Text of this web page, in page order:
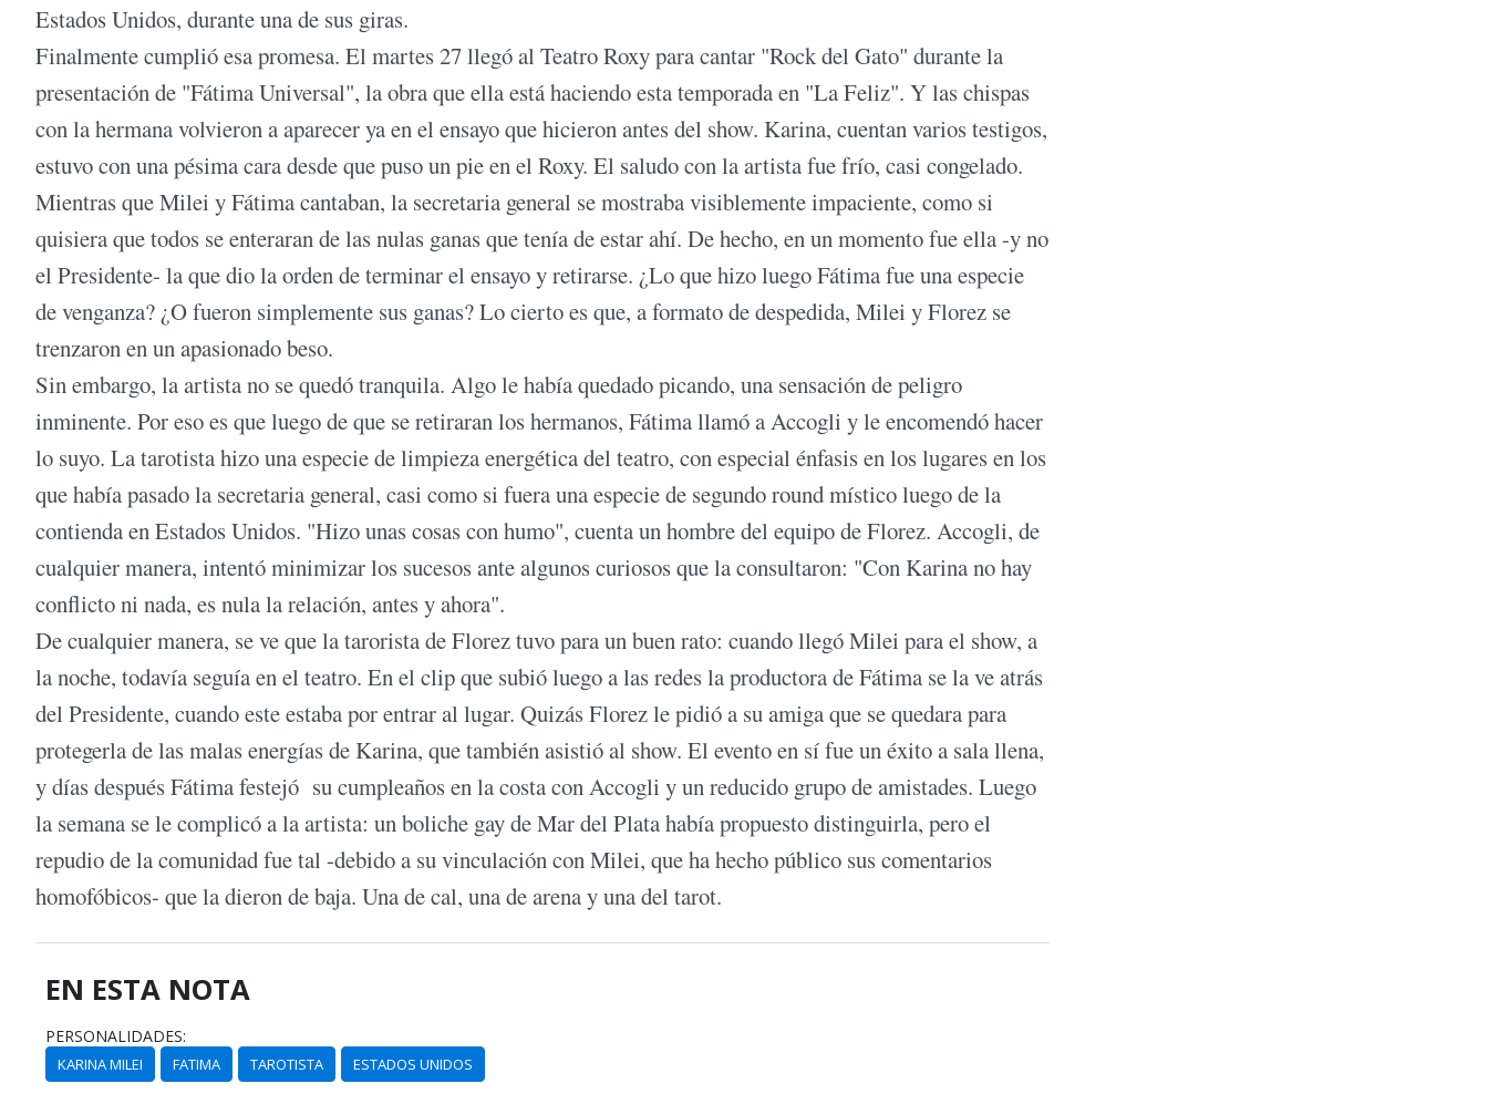
Estados Unidos, durante una de sus giras.
Finalmente cumplió esa promesa. El martes 27 llegó al Teatro Roxy para cantar "Rock del Gato" durante la
presentación de "Fátima Universal", la obra que ella está haciendo esta temporada en "La Feliz". Y las chispas
con la hermana volvieron a aparecer ya en el ensayo que hicieron antes del show. Karina, cuentan varios testigos,
estuvo con una pésima cara desde que puso un pie en el Roxy. El saludo con la artista fue frío, casi congelado.
Mientras que Milei y Fátima cantaban, la secretaria general se mostraba visiblemente impaciente, como si
quisiera que todos se enteraran de las nulas ganas que tenía de estar ahí. De hecho, en un momento fue ella -y no
el Presidente- la que dio la orden de terminar el ensayo y retirarse. ¿Lo que hizo luego Fátima fue una especie
de venganza? ¿O fueron simplemente sus ganas? Lo cierto es que, a formato de despedida, Milei y Florez se
trenzaron en un apasionado beso.
Sin embargo, la artista no se quedó tranquila. Algo le había quedado picando, una sensación de peligro
inminente. Por eso es que luego de que se retiraran los hermanos, Fátima llamó a Accogli y le encomendó hacer
lo suyo. La tarotista hizo una especie de limpieza energética del teatro, con especial énfasis en los lugares en los
que había pasado la secretaria general, casi como si fuera una especie de segundo round místico luego de la
contienda en Estados Unidos. "Hizo unas cosas con humo", cuenta un hombre del equipo de Florez. Accogli, de
cualquier manera, intentó minimizar los sucesos ante algunos curiosos que la consultaron: "Con Karina no hay
conflicto ni nada, es nula la relación, antes y ahora".
De cualquier manera, se ve que la tarorista de Florez tuvo para un buen rato: cuando llegó Milei para el show, a
la noche, todavía seguía en el teatro. En el clip que subió luego a las redes la productora de Fátima se la ve atrás
del Presidente, cuando este estaba por entrar al lugar. Quizás Florez le pidió a su amiga que se quedara para
protegerla de las malas energías de Karina, que también asistió al show. El evento en sí fue un éxito a sala llena,
y días después Fátima festejó su cumpleaños en la costa con Accogli y un reducido grupo de amistades. Luego
la semana se le complicó a la artista: un boliche gay de Mar del Plata había propuesto distinguirla, pero el
repudio de la comunidad fue tal -debido a su vinculación con Milei, que ha hecho público sus comentarios
homofóbicos- que la dieron de baja. Una de cal, una de arena y una del tarot.
EN ESTA NOTA
PERSONALIDADES:
KARINA MILEI FATIMA TAROTISTA ESTADOS UNIDOS